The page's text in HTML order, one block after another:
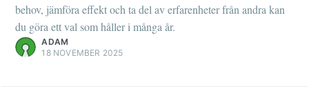
behov, jämföra effekt och ta del av erfarenheter från andra kan
du göra ett val som håller i många år.
ADAM
18 NOVEMBER 2025